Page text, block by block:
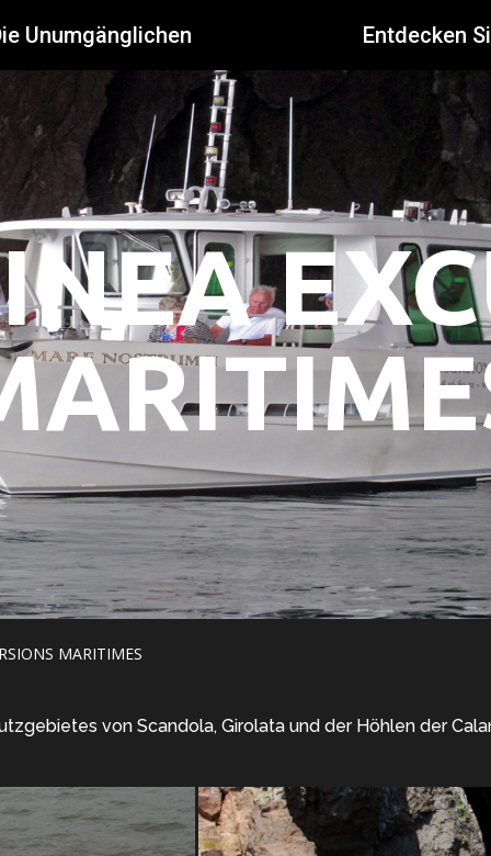
Unumgänglichen Entdecken
MARITIMES
von Scandola, Girolata und der Höhlen der